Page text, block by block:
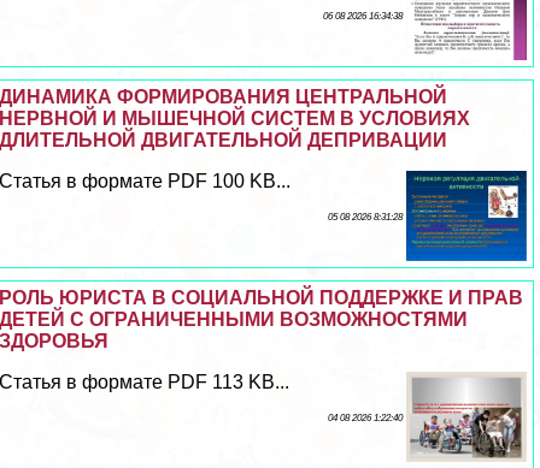
06 08 2026 16:34:38
ДИНАМИКА ФОРМИРОВАНИЯ ЦЕНТРАЛЬНОЙ
НЕРВНОЙ И МЫШЕЧНОЙ СИСТЕМ В УСЛОВИЯХ
ДЛИТЕЛЬНОЙ ДВИГАТЕЛЬНОЙ ДЕПРИВАЦИИ
Статья в формате PDF 100 KB...
05 08 2026 8:31:28
РОЛЬ ЮРИСТА В СОЦИАЛЬНОЙ ПОДДЕРЖКЕ И ПРАВ
ДЕТЕЙ С ОГРАНИЧЕННЫМИ ВОЗМОЖНОСТЯМИ
ЗДОРОВЬЯ
Статья в формате PDF 113 KB...
04 08 2026 1:22:40